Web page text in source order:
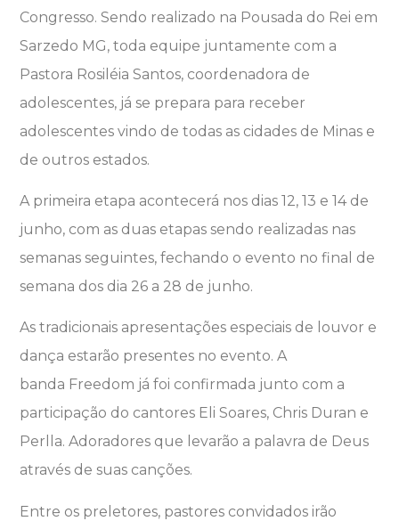
Congresso. Sendo realizado na Pousada do Rei em
Sarzedo MG, toda equipe juntamente com a
Pastora Rosiléia Santos, coordenadora de
adolescentes, já se prepara para receber
adolescentes vindo de todas as cidades de Minas e
de outros estados.
A primeira etapa acontecerá nos dias 12, 13 e 14 de
junho, com as duas etapas sendo realizadas nas
semanas seguintes, fechando o evento no final de
semana dos dia 26 a 28 de junho.
As tradicionais apresentações especiais de louvor e
dança estarão presentes no evento. A
banda Freedom já foi confirmada junto com a
participação do cantores Eli Soares, Chris Duran e
Perlla. Adoradores que levarão a palavra de Deus
através de suas canções.
Entre os preletores, pastores convidados irão